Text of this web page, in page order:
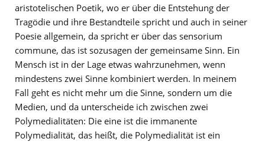
aristotelischen Poetik, wo er über die Entstehung der
Tragödie und ihre Bestandteile spricht und auch in seiner
Poesie allgemein, da spricht er über das sensorium
commune, das ist sozusagen der gemeinsame Sinn. Ein
Mensch ist in der Lage etwas wahrzunehmen, wenn
mindestens zwei Sinne kombiniert werden. In meinem
Fall geht es nicht mehr um die Sinne, sondern um die
Medien, und da unterscheide ich zwischen zwei
Polymedialitäten: Die eine ist die immanente
Polymedialität, das heißt, die Polymedialität ist ein